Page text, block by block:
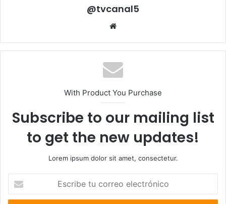
@tvcanal5
With Product You Purchase
Subscribe to our mailing list
to get the new updates!
Lorem ipsum dolor sit amet, consectetur.
correo